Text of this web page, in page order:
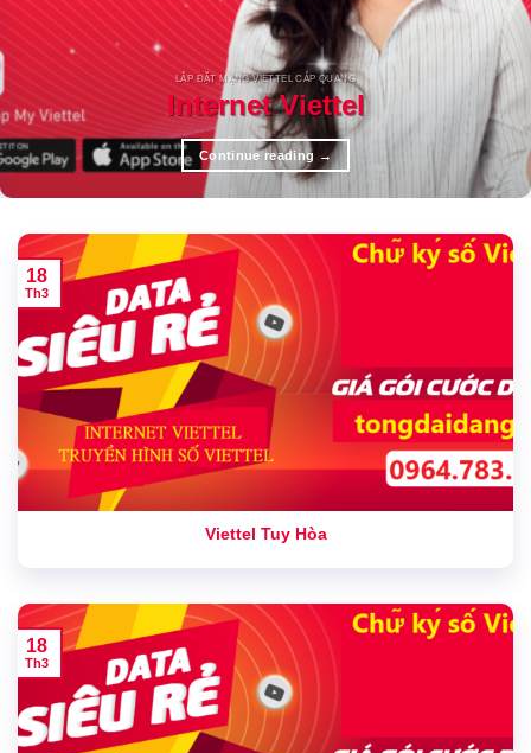
LẮP ĐẶT MẠNG VIETTEL CÁP QUANG
Internet Viettel
Continue reading →
Viettel Tuy Hòa
18
Th3
18
Th3